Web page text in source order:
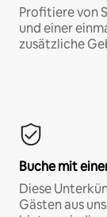
Profitiere von
und einer
zusätzliche
Buche mit
Diese
Gästen aus